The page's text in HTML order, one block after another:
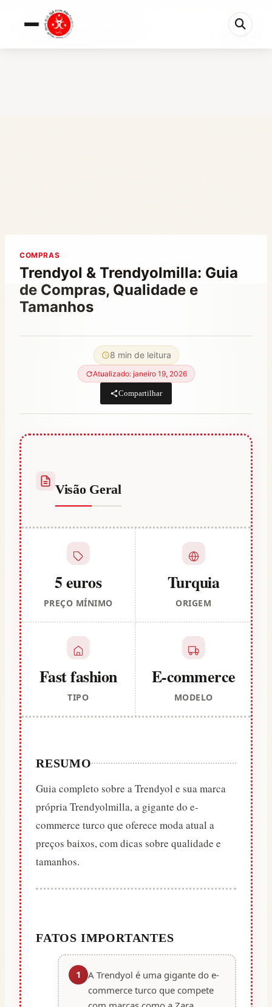
Trendyol & Trendyolmilla: Guia de Compras,...
8 min restantes
COMPRAS
Trendyol & Trendyolmilla: Guia
de Compras, Qualidade e
Tamanhos
8 min de leitura
Atualizado: janeiro 19, 2026
Compartilhar
Visão Geral
5 euros
PREÇO MÍNIMO
Turquia
ORIGEM
Fast fashion
TIPO
E-commerce
MODELO
RESUMO
Guia completo sobre a Trendyol e sua marca
própria Trendyolmilla, a gigante do e-
commerce turco que oferece moda atual a
preços baixos, com dicas sobre qualidade e
tamanhos.
FATOS IMPORTANTES
1
A Trendyol é uma gigante do e-
commerce turco que compete